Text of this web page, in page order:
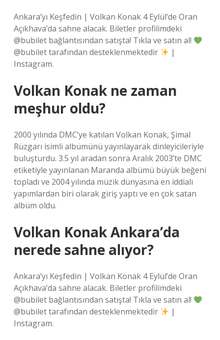
Ankara’yı Keşfedin | Volkan Konak 4 Eylül’de Oran
Açıkhava’da sahne alacak. Biletler profilimdeki
@bubilet bağlantısından satışta! Tıkla ve satın al!
@bubilet tarafından desteklenmektedir
|
Instagram.
Volkan Konak ne zaman
meşhur oldu?
2000 yılında DMC’ye katılan Volkan Konak, Şimal
Rüzgarı isimli albümünü yayınlayarak dinleyicileriyle
buluşturdu. 3.5 yıl aradan sonra Aralık 2003’te DMC
etiketiyle yayınlanan Maranda albümü büyük beğeni
topladı ve 2004 yılında müzik dünyasına en iddialı
yapımlardan biri olarak giriş yaptı ve en çok satan
albüm oldu.
Volkan Konak Ankara’da
nerede sahne alıyor?
Ankara’yı Keşfedin | Volkan Konak 4 Eylül’de Oran
Açıkhava’da sahne alacak. Biletler profilimdeki
@bubilet bağlantısından satışta! Tıkla ve satın al!
@bubilet tarafından desteklenmektedir
|
Instagram.